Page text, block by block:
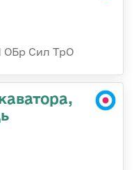
ОБр Сил ТрО